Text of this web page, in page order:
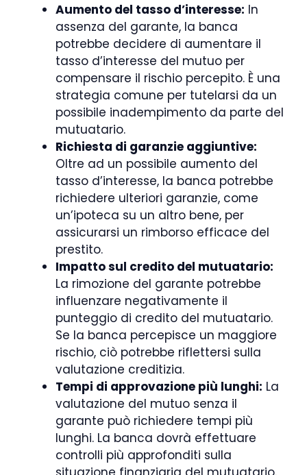
Aumento del tasso d’interesse: In
assenza del garante, la banca
potrebbe decidere di aumentare il
tasso d’interesse del mutuo per
compensare il rischio percepito. È una
strategia comune per tutelarsi da un
possibile inadempimento da parte del
mutuatario.
Richiesta di garanzie aggiuntive:
Oltre ad un possibile aumento del
tasso d’interesse, la banca potrebbe
richiedere ulteriori garanzie, come
un’ipoteca su un altro bene, per
assicurarsi un rimborso efficace del
prestito.
Impatto sul credito del mutuatario:
La rimozione del garante potrebbe
influenzare negativamente il
punteggio di credito del mutuatario.
Se la banca percepisce un maggiore
rischio, ciò potrebbe riflettersi sulla
valutazione creditizia.
Tempi di approvazione più lunghi: La
valutazione del mutuo senza il
garante può richiedere tempi più
lunghi. La banca dovrà effettuare
controlli più approfonditi sulla